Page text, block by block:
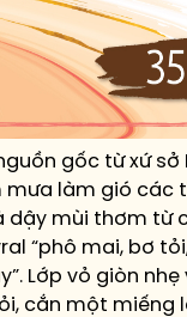
gốc từ xứ sở
mưa làm gió các
dậy mùi thơm từ
“phô mai, bơ
Lớp vỏ giòn
cắn một miếng